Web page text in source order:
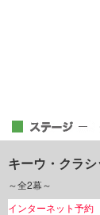
キーウ・クラ
～全2幕～
インターネット予約